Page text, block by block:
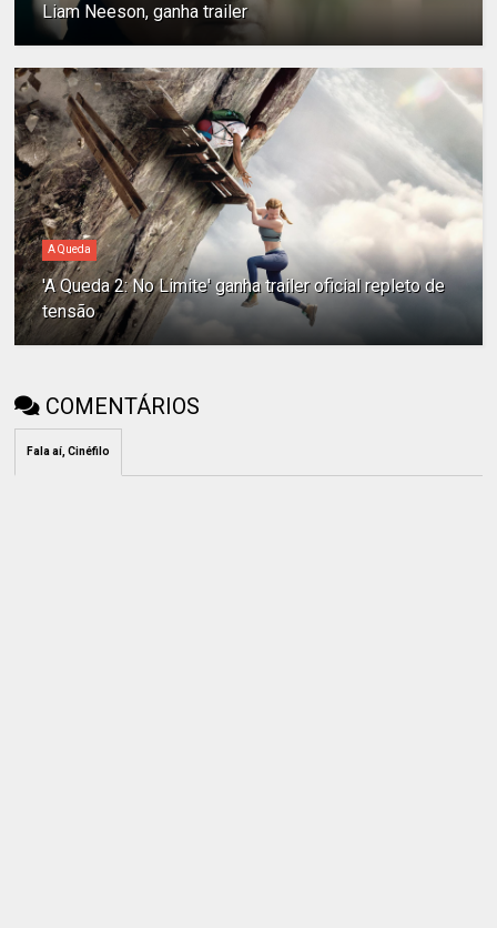
Liam Neeson, ganha trailer
A Queda
'A Queda 2: No Limite' ganha trailer oficial repleto de
tensão
COMENTÁRIOS
Fala aí, Cinéfilo